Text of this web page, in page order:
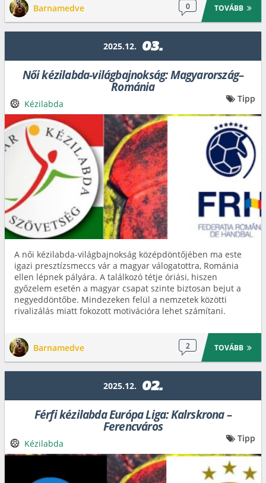
Barnamedve 0 TOVÁBB
2025.12. 03.
Női kézilabda-világbajnokság: Magyarország–
Románia
A női kézilabda-világbajnokság középdöntőjében ma este
igazi presztízsmeccs vár a magyar válogatottra, Románia
ellen lépnek pályára. A találkozó tétje óriási, hiszen
győzelem esetén a magyar csapat szinte biztosan bejut a
negyeddöntőbe. Mindezeken felül a nemzetek közötti
rivalizálás miatt fokozott motivációra lehet számítani.
Barnamedve 2 TOVÁBB
Kézilabda Tipp
2025.12. 02.
Férfi kézilabda Európa Liga: Kalrskrona –
Ferencváros
Kézilabda Tipp